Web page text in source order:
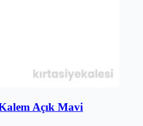
Açık Mavi